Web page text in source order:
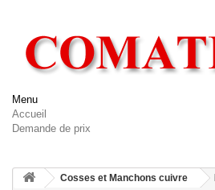
Menu
Accueil
Demande de prix
Cosses et Manchons cuivre